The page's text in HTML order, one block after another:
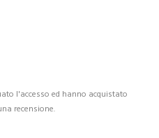
l'accesso ed hanno acquistato
recensione.